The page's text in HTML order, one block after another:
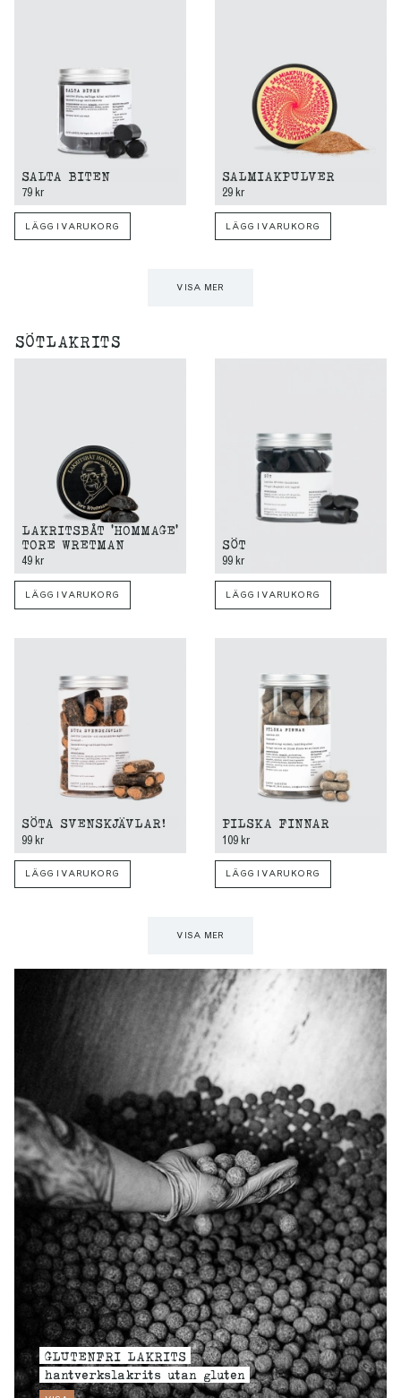
SALTA BITEN
79 kr
LÄGG I VARUKORG
SALMIAKPULVER
29 kr
LÄGG I VARUKORG
VISA MER
SÖTLAKRITS
LAKRITSBÅT 'HOMMAGE'
TORE WRETMAN
49 kr
LÄGG I VARUKORG
SÖT
99 kr
LÄGG I VARUKORG
SÖTA SVENSKJÄVLAR!
99 kr
LÄGG I VARUKORG
PILSKA FINNAR
109 kr
LÄGG I VARUKORG
VISA MER
GLUTENFRI LAKRITS
hantverkslakrits utan gluten